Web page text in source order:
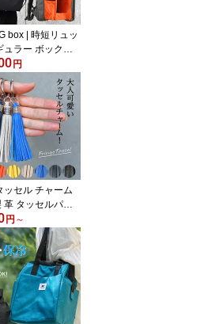
気 送料無料 ユニ
ト uniqute uq129
box | 時短リュッ
ュラー ボックス
レディース 観音
立型 整理整頓 コ
A4収納 撥水 軽
能 時短バッグ 通
旅行 リュックサ
ックパック デイ
カバッグ カバッ
mini 2 送料無料 el
円
ッセル チャーム
革 タッセルパー
グチャーム キー
レザー フリン
セサリー バッグ
可愛い おしゃれ
イド 黒 ベージ
ー レッド ネイビ
ンジ イエロー 赤
ト 敬老の日 ユ
円 ～